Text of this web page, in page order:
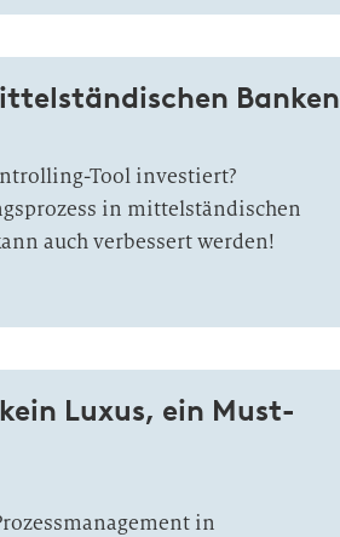
Banken
Tool investiert?
in mittelständischen
auch verbessert werden!
Luxus, ein Must-
in